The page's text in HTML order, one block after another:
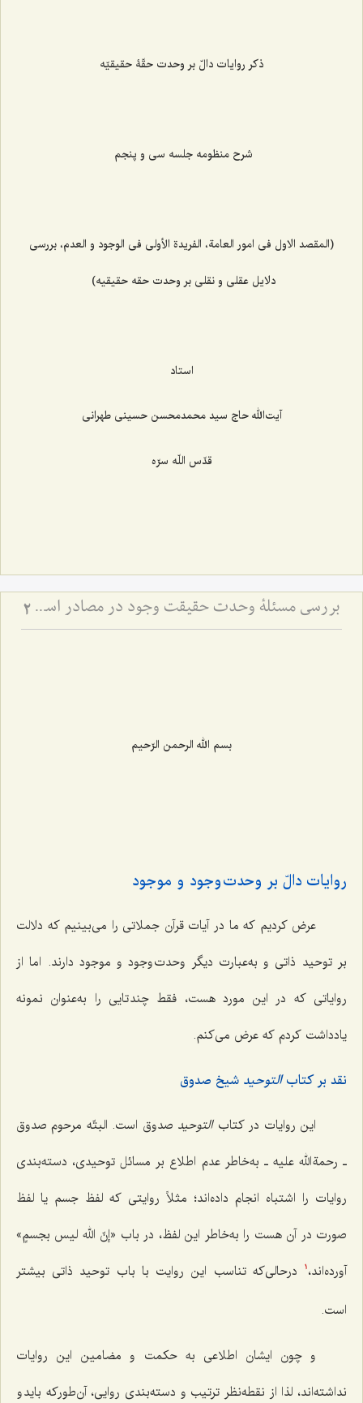
ذکر روایات دالّ بر وحدت حقّۀ حقیقیّه
شرح منظومه جلسه سی و پنجم
(المقصد الاول فی امور العامة، الفریدة الأولی فی الوجود و العدم، بررسی
دلایل عقلی و نقلی بر وحدت حقه حقیقیه)
استاد
آیت‌الله حاج سید محمدمحسن حسینی طهرانی
قدّس اللّه سرّه
بررسی مسئلۀ وحدت حقیقت وجود در مصادر اسلامی (4) - ذکر روایات دالّ بر وحدت حقّۀ حقیقیّه 2
بسم الله الرحمن الرّحیم
روایات دالّ بر وحدت وجود و موجود
عرض کردیم که ما در آیات قرآن جملاتی را می‌بینیم که دلالت
بر توحید ذاتی و به‌عبارت ‌دیگر وحدت وجود و موجود دارند. اما از
روایاتی که در این مورد هست، فقط چند تایی را به‌عنوان نمونه
یادداشت کردم که عرض می‌کنم.
نقد بر کتابالتوحید شیخ صدوق
این روایات در کتابالتوحید صدوق است. البتّه مرحوم صدوق
ـ رحمة الله علیه ـ به‌خاطر عدم اطلاع بر مسائل توحیدی، دسته‌بندی
روایات را اشتباه انجام داده‌اند؛ مثلاً روایتی که لفظ جسم یا لفظ
صورت در آن هست را به‌خاطر این لفظ، در باب «إنّ الله لیس بجسمٍ»
آورده‌اند، 1
درحالی‌که تناسب این روایت با باب توحید ذاتی بیشتر
است.
و چون ایشان اطلاعی به حکمت و مضامین این روایات
نداشته‌اند، لذا از نقطه‌نظر ترتیب و دسته‌بندی روایی، آن‌طورکه باید و